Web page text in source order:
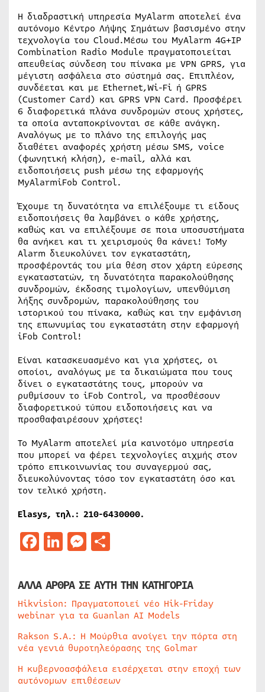
Η διαδραστική υπηρεσία MyAlarm αποτελεί ένα
αυτόνομο Κέντρο Λήψης Σημάτων βασισμένο στην
τεχνολογία του Cloud.Μέσω του MyAlarm 4G+IP
Combination Radio Module πραγματοποιείται
απευθείας σύνδεση του πίνακα με VPN GPRS, για
μέγιστη ασφάλεια στο σύστημά σας. Επιπλέον,
συνδέεται και με Ethernet,Wi-Fi ή GPRS
(Customer Card) και GPRS VPN Card. Προσφέρει
6 διαφορετικά πλάνα συνδρομών στους χρήστες,
τα οποία ανταποκρίνονται σε κάθε ανάγκη.
Αναλόγως με το πλάνο της επιλογής μας
διαθέτει αναφορές χρήστη μέσω SMS, voice
(φωνητική κλήση), e-mail, αλλά και
ειδοποιήσεις push μέσω της εφαρμογής
MyAlarmiFob Control.
Έχουμε τη δυνατότητα να επιλέξουμε τι είδους
ειδοποιήσεις θα λαμβάνει ο κάθε χρήστης,
καθώς και να επιλέξουμε σε ποια υποσυστήματα
θα ανήκει και τι χειρισμούς θα κάνει! ΤοMy
Alarm διευκολύνει τον εγκαταστάτη,
προσφέροντάς του μία θέση στον χάρτη εύρεσης
εγκαταστατών, τη δυνατότητα παρακολούθησης
συνδρομών, έκδοσης τιμολογίων, υπενθύμιση
λήξης συνδρομών, παρακολούθησης του
ιστορικού του πίνακα, καθώς και την εμφάνιση
της επωνυμίας του εγκαταστάτη στην εφαρμογή
iFob Control!
Είναι κατασκευασμένο και για χρήστες, οι
οποίοι, αναλόγως με τα δικαιώματα που τους
δίνει ο εγκαταστάτης τους, μπορούν να
ρυθμίσουν το iFob Control, να προσθέσουν
διαφορετικού τύπου ειδοποιήσεις και να
προσθαφαιρέσουν χρήστες!
Το MyAlarm αποτελεί μία καινοτόμο υπηρεσία
που μπορεί να φέρει τεχνολογίες αιχμής στον
τρόπο επικοινωνίας του συναγερμού σας,
διευκολύνοντας τόσο τον εγκαταστάτη όσο και
τον τελικό χρήστη.
Elasys, τηλ.: 210-6430000.
Facebook
LinkedIn
Messenger
ΑΛΛΑ ΑΡΘΡΑ ΣΕ ΑΥΤΗ ΤΗΝ ΚΑΤΗΓΟΡΙΑ
Hikvision: Πραγματοποιεί νέο Hik-Friday
webinar για τα Guanlan AI Models
Rakson S.A.: Η Μούρθια ανοίγει την πόρτα στη
νέα γενιά θυροτηλεόρασης της Golmar
Η κυβερνοασφάλεια εισέρχεται στην εποχή των
αυτόνομων επιθέσεων